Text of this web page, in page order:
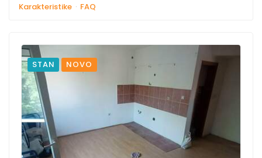
Karakteristike · FAQ
STAN NOVO